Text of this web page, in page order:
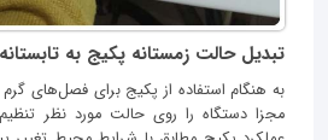
تبدیل حالت زمستانه پکیج به تابستانه
به هنگام استفاده از پکیج برای فصل‌های
مجزا دستگاه را روی حالت مورد نظر تنظیم